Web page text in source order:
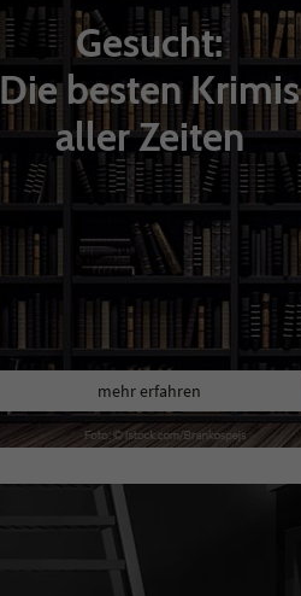
Gesucht:
Die besten Krimis
aller Zeiten
mehr erfahren